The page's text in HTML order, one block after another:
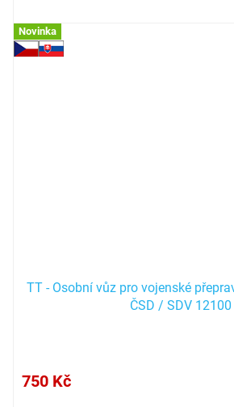
Novinka
TT - Osobní vůz pro vojenské
ČSD / SDV 12100
750 Kč